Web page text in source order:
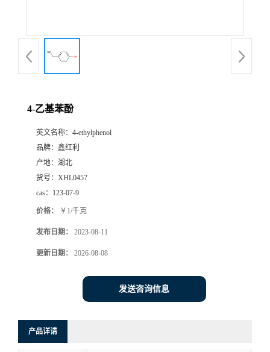
4-乙基苯酚
英文名称： 4-ethylphenol
品牌： 鑫红利
产地： 湖北
货号： XHL0457
cas： 123-07-9
价格： ￥1/千克
发布日期： 2023-08-11
更新日期： 2026-08-08
发送咨询信息
产品详请